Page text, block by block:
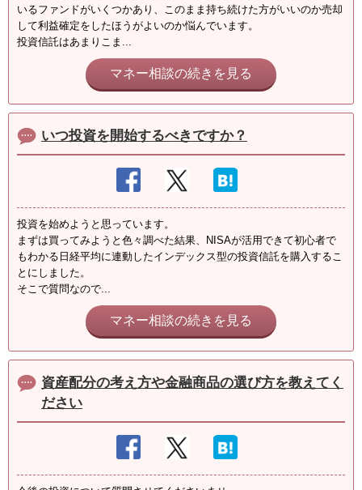
いるファンドがいくつかあり、このまま持ち続けた方がいいのか売却
して利益確定をしたほうがよいのか悩んでいます。
投資信託はあまりこま...
マネー相談の続きを見る
いつ投資を開始するべきですか？
投資を始めようと思っています。
まずは買ってみようと色々調べた結果、NISAが活用できて初心者で
もわかる日経平均に連動したインデックス型の投資信託を購入するこ
とにしました。
そこで質問なので...
マネー相談の続きを見る
資産配分の考え方や金融商品の選び方を教えてく
ださい